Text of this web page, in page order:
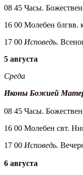
08 45 Часы.
16 00 Молебен
17 00 Исповедь.
5 августа
Среда
Иконы Божией
08 45 Часы.
16 00 Молебен свт.
17 00 Исповедь.
6 августа